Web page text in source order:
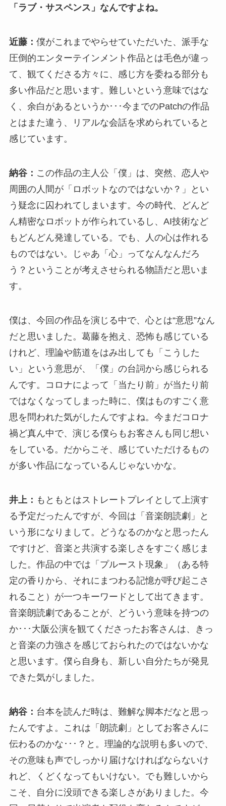
「ラブ・サスペンス」なんですよね。
近藤： 僕がこれまでやらせていただいた、派手な
圧倒的エンターテインメント作品とは毛色が違っ
て、観てくださる方々に、感じ方を委ねる部分も
多い作品だと思います。難しいという意味ではな
く、余白があるというか･･･今までのPatchの作品
とはまた違う、リアルな会話を求められていると
感じています。
納谷： この作品の主人公「僕」は、突然、恋人や
周囲の人間が「ロボットなのではないか？」とい
う疑念に囚われてしまいます。今の時代、どんど
ん精密なロボットが作られているし、AI技術など
もどんどん発達している。でも、人の心は作れる
ものではない。じゃあ「心」ってなんなんだろ
う？ということが考えさせられる物語だと思いま
す。
僕は、今回の作品を演じる中で、心とは“意思”なん
だと思いました。葛藤を抱え、恐怖も感じている
けれど、理論や筋道をはみ出しても「こうした
い」という意思が、「僕」の台詞から感じられる
んです。コロナによって「当たり前」が当たり前
ではなくなってしまった時に、僕はものすごく意
思を問われた気がしたんですよね。今まだコロナ
禍ど真ん中で、演じる僕らもお客さんも同じ想い
をしている。だからこそ、感じていただけるもの
が多い作品になっているんじゃないかな。
井上： もともとはストレートプレイとして上演す
る予定だったんですが、今回は「音楽朗読劇」と
いう形になりまして。どうなるのかなと思ったん
ですけど、音楽と共演する楽しさをすごく感じま
した。作品の中では「プルースト現象」（ある特
定の香りから、それにまつわる記憶が呼び起こさ
れること）が一つキーワードとして出てきます。
音楽朗読劇であることが、どういう意味を持つの
か･･･大阪公演を観てくださったお客さんは、きっ
と音楽の力強さを感じておられたのではないかな
と思います。僕ら自身も、新しい自分たちが発見
できた気がしました。
納谷： 台本を読んだ時は、難解な脚本だなと思っ
たんですよ。これは「朗読劇」としてお客さんに
伝わるのかな･･･？と。理論的な説明も多いので、
その意味も声でしっかり届けなければならないけ
れど、くどくなってもいけない。でも難しいから
こそ、自分に没頭できる楽しさがありました。今